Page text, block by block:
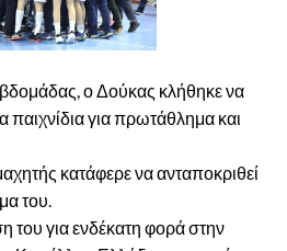
ο Δούκας κλήθηκε να
για πρωτάθλημα και
κατάφερε να ανταποκριθεί
του.
του για ενδέκατη φορά στην